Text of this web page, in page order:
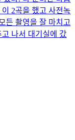
2곡을 했고 사전녹
든 촬영을 잘 마치고
나서 대기실에 갔